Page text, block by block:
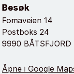
Besøk
Fomaveien 14
Postboks 24
9990 BÅTSFJORD
Åpne i Google